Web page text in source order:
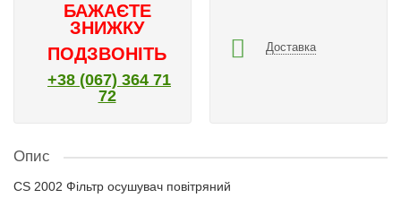
БАЖАЄТЕ
ЗНИЖКУ
ПОДЗВОНІТЬ
+38 (067) 364 71
72
Доставка
Опис
CS 2002 Фільтр осушувач повітряний